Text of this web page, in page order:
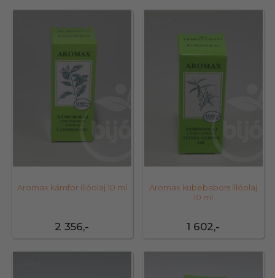
2 356,-
Aromax kámfor illóolaj 10 ml
1 602,-
Aromax kubebabors illóolaj
10 ml